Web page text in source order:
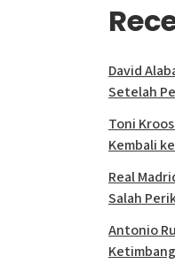
David
Setelah
Toni
Kembali
Real
Salah
Antonio